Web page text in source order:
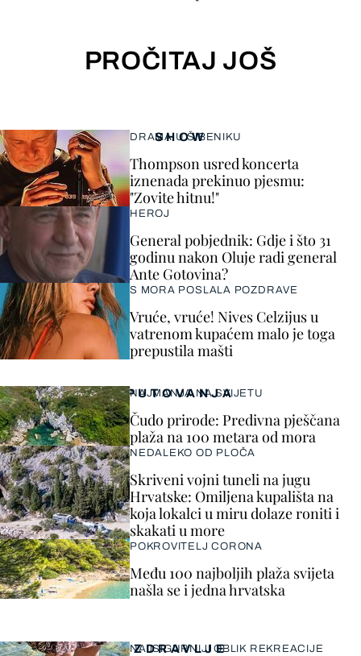
PROČITAJ JOŠ
SHOW
DRAMA U ŠIBENIKU
Thompson usred koncerta
iznenada prekinuo pjesmu:
"Zovite hitnu!"
HEROJ
General pobjednik: Gdje i što 31
godinu nakon Oluje radi general
Ante Gotovina?
S MORA POSLALA POZDRAVE
Vruće, vruće! Nives Celzijus u
vatrenom kupaćem malo je toga
prepustila mašti
ZDRAVLJE
NAJSIGURNIJI OBLIK REKREACIJE
PUTOVANJA
NAJMANJA NA SVIJETU
Čudo prirode: Predivna pješčana
plaža na 100 metara od mora
NEDALEKO OD PLOČA
Skriveni vojni tuneli na jugu
Hrvatske: Omiljena kupališta na
koja lokalci u miru dolaze roniti i
skakati u more
POKROVITELJ CORONA
Među 100 najboljih plaža svijeta
našla se i jedna hrvatska